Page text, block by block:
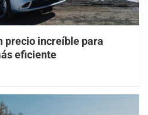
precio increíble para
eficiente